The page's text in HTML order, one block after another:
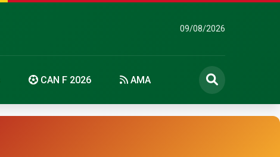
09/08/2026
CAN F 2026 AMA